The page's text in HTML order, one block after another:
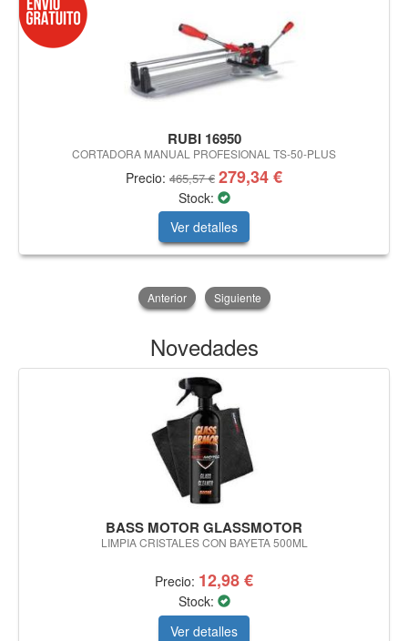
RUBI 16950
CORTADORA MANUAL PROFESIONAL TS-50-PLUS
Precio: 465,57 € 279,34 €
Stock:
Ver detalles
Anterior Siguiente
Novedades
BASS MOTOR GLASSMOTOR
LIMPIA CRISTALES CON BAYETA 500ML
Precio: 12,98 €
Stock:
Ver detalles